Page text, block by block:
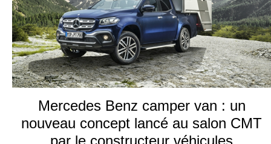
Mercedes Benz camper van : un
nouveau concept lancé au salon CMT
par le constructeur véhicules